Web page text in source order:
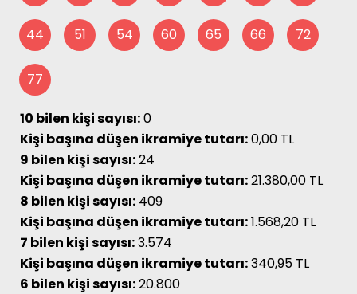
44 51 54 60 65 66 72
77
10 bilen kişi sayısı:0
Kişi başına düşen ikramiye tutarı:0,00 TL
9 bilen kişi sayısı:24
Kişi başına düşen ikramiye tutarı:21.380,00 TL
8 bilen kişi sayısı: 409
Kişi başına düşen ikramiye tutarı:1.568,20 TL
7 bilen kişi sayısı:3.574
Kişi başına düşen ikramiye tutarı:340,95 TL
6 bilen kişi sayısı:20.800